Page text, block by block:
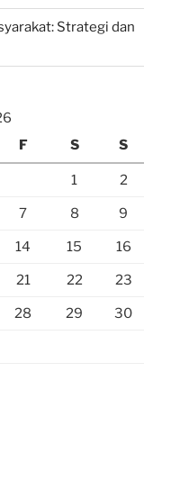
Strategi dan
F S S
1 2
7 8 9
14 15 16
21 22 23
28 29 30